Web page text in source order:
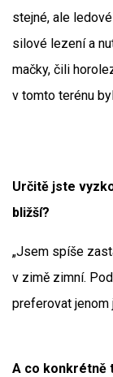
stejné, ale
silové lezení a
mačky, čili
v tomto terénu
Určitě jste
bližší?
„Jsem spíše
v zimě zimní.
preferovat jenom
A co konkrétně